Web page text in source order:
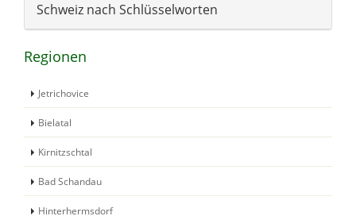
Schweiz nach Schlüsselworten
Regionen
Jetrichovice
Bielatal
Kirnitzschtal
Bad Schandau
Hinterhermsdorf